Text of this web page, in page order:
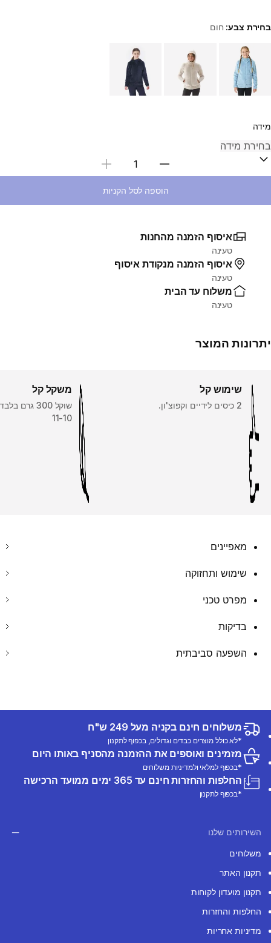
בחירת צבע: חום
Choose a variant
מידה
בחירת כמות
הוספה לסל הקניות
איסוף הזמנה מהחנות
טעינה
איסוף הזמנה מנקודת איסוף
טעינה
משלוח עד הבית
טעינה
יתרונות המוצר
שימוש קל
2 כיסים לידיים וקפוצ'ון.
משקל קל
שוקל 300 גרם
11-10
מאפיינים
שימוש ותחזוקה
מפרט טכני
בדיקות
השפעה סביבתית
משלוחים חינם בקניה מעל 249 ש"ח
*לא כולל מוצרים כבדים וגדולים, בכפוף לתקנון
מזמינים ואוספים את ההזמנה מהסניף באותו היום
*בכפוף למלאי ולמדיניות משלוחים
החלפות והחזרות חינם עד 365 ימים ממועד הרכישה
*בכפוף לתקנון
השירותים שלנו
משלוחים
תקנון האתר
תקנון מועדון לקוחות
החלפות והחזרות
מדיניות אחריות